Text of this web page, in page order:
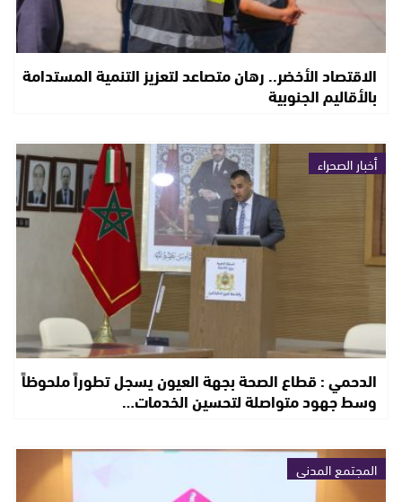
الاقتصاد الأخضر.. رهان متصاعد لتعزيز التنمية المستدامة
بالأقاليم الجنوبية
أخبار الصحراء
الدحمي : قطاع الصحة بجهة العيون يسجل تطوراً ملحوظاً
وسط جهود متواصلة لتحسين الخدمات…
المجتمع المدني